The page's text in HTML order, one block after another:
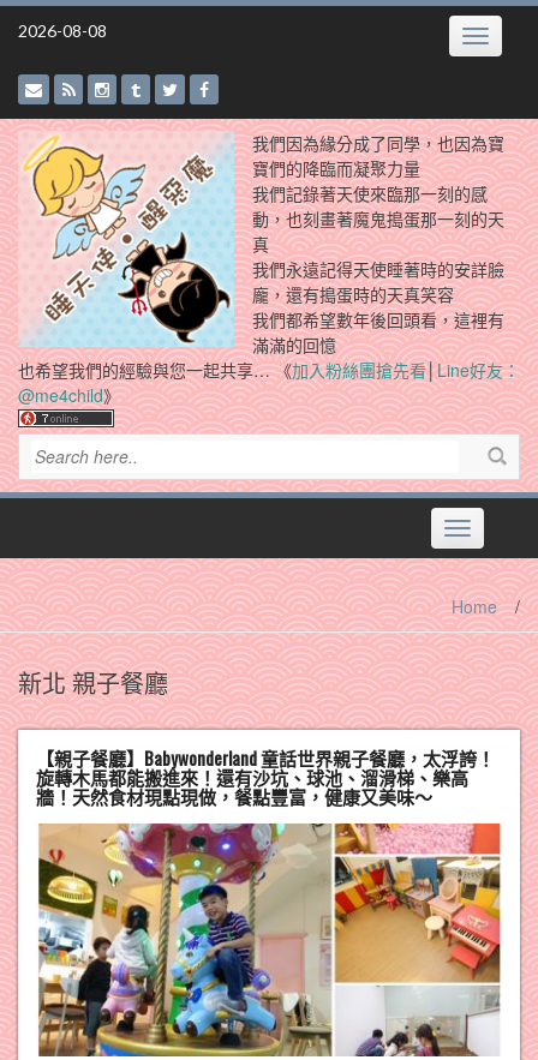
Skip
2026-08-08 Toggle
我們因為緣分成了同學，也因為寶
寶們的降臨而凝聚力量
我們記錄著天使來臨那一刻的感
動，也刻畫著魔鬼搗蛋那一刻的天
真
我們永遠記得天使睡著時的安詳臉
龐，還有搗蛋時的天真笑容
我們都希望數年後回頭看，這裡有
滿滿的回憶
也希望我們的經驗與您一起共享… 《加入粉絲團搶先看│Line好友：
@me4child》
Toggle
navigation
Home /
新北 親子餐廳
【親子餐廳】Babywonderland 童話世界親子餐廳，太浮誇！
旋轉木馬都能搬進來！還有沙坑、球池、溜滑梯、樂高
牆！天然食材現點現做，餐點豐富，健康又美味～